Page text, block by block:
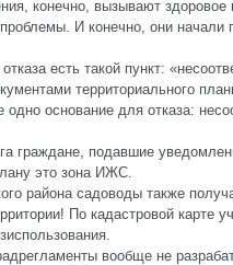
конечно, вызывают здоровое
И конечно, они начали
есть такой пункт:
территориального
основание для отказа:
граждане, подавшие
это зона ИЖС.
района садоводы также
По кадастровой карте
вообще не